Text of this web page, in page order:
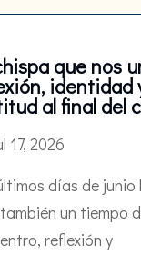
que nos
identidad
al final del
17, 2026
días de junio
un tiempo
reflexión y